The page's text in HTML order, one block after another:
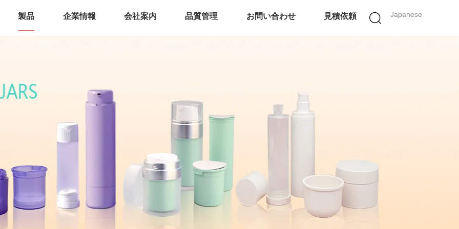
Japanese
製品 企業情報 会社案内 品質管理 お問い合わせ 見積依頼